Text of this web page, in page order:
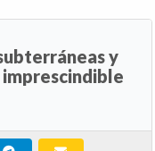
y